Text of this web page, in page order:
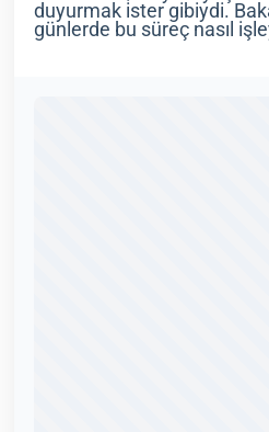
duyurmak ister gibiydi.
günlerde bu süreç nasıl